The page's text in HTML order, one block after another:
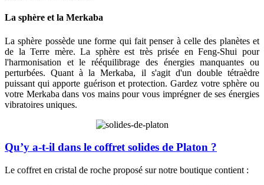
La sphère et la Merkaba
La sphère possède une forme qui fait penser à celle des planètes et
de la Terre mère. La sphère est très prisée en Feng-Shui pour
l'harmonisation et le rééquilibrage des énergies manquantes ou
perturbées. Quant à la Merkaba, il s'agit d'un double tétraèdre
puissant qui apporte guérison et protection. Gardez votre sphère ou
votre Merkaba dans vos mains pour vous imprégner de ses énergies
vibratoires uniques.
Qu’y a-t-il dans le coffret solides de Platon ?
Le coffret en cristal de roche proposé sur notre boutique contient :